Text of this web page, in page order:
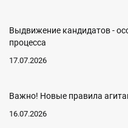
Выдвижение кандидатов -
процесса
17.07.2026
Важно! Новые правила
16.07.2026